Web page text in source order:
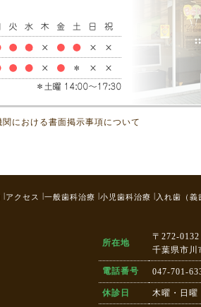
アクセス 一般歯科治療 小児歯科治療
入れ歯（
所在地
〒272-0132
千葉県市川
電話番号 047-701-
休診日 木曜・日曜